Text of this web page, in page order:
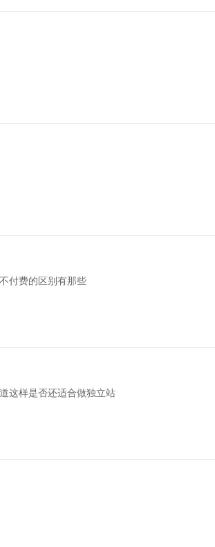
付费的区别有那些
这样是否还适合做独立站